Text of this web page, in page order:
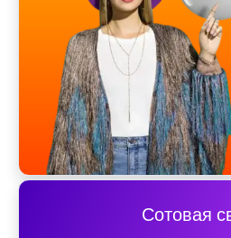
Сотовая